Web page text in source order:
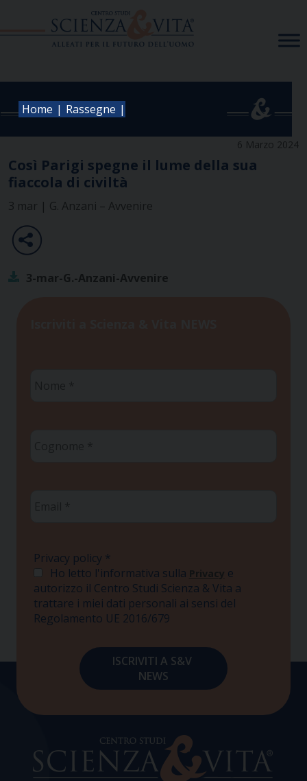
Home | Rassegne |
6 Marzo 2024
Così Parigi spegne il lume della sua
fiaccola di civiltà
3 mar | G. Anzani – Avvenire
3-mar-G.-Anzani-Avvenire
Privacy policy *
Ho letto l'informativa sulla Privacy e
autorizzo il Centro Studi Scienza & Vita a
trattare i miei dati personali ai sensi del
Regolamento UE 2016/679